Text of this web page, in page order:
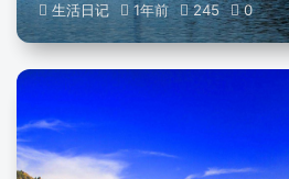
生活日记 1年前 245 0